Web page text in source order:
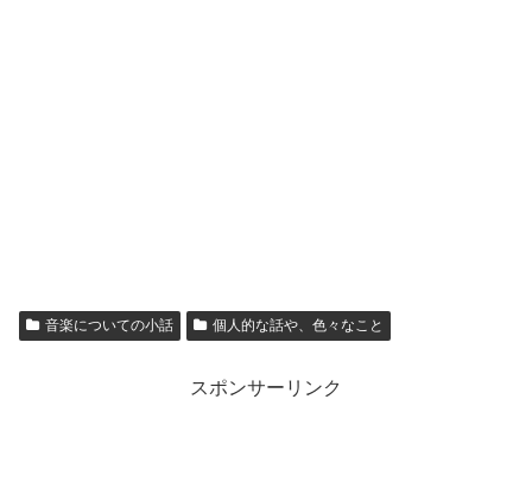
音楽についての小話 個人的な話や、色々なこと
スポンサーリンク